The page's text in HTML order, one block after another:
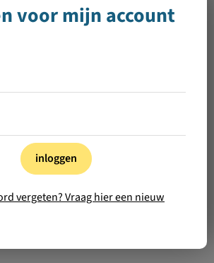
voor mijn account
inloggen
vergeten? Vraag hier een nieuw